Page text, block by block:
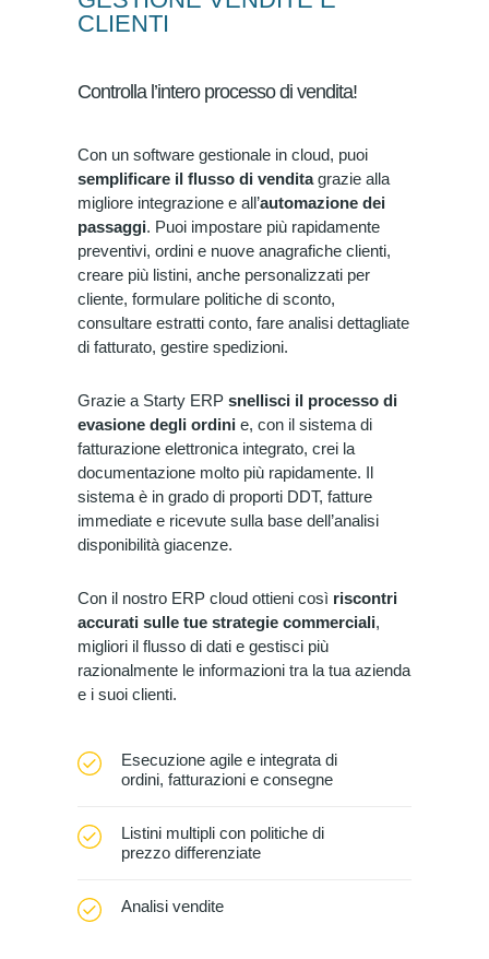
CLIENTI
Controlla l’intero processo di vendita!
Con un software gestionale in cloud, puoi
semplificare il flusso di vendita grazie alla
migliore integrazione eall’automazione dei
passaggi. Puoi impostare più rapidamente
preventivi, ordini e nuove anagrafiche clienti,
creare più listini, anche personalizzati per
cliente, formulare politiche di sconto,
consultare estratti conto, fare analisi dettagliate
di fatturato, gestire spedizioni.
Grazie a Starty ERP snellisci il processo di
evasione degli ordinie, con il sistema di
fatturazione elettronica integrato, crei la
documentazione molto più rapidamente. Il
sistema è in grado di proporti DDT, fatture
immediate e ricevute sulla base dell’analisi
disponibilità giacenze.
Con il nostro ERP cloud ottieni così riscontri
accurati sulle tue strategie commerciali,
migliori il flusso di dati e gestisci più
razionalmente le informazioni tra la tua azienda
e i suoi clienti.
Esecuzione agile e integrata di
ordini, fatturazioni e consegne
Listini multipli con politiche di
prezzo differenziate
Analisi vendite